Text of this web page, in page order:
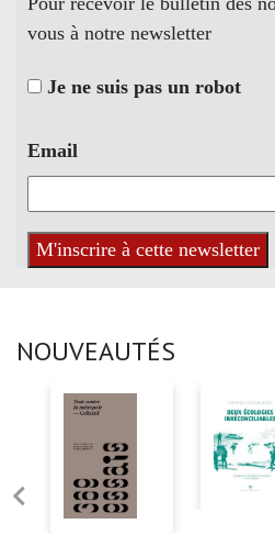
vous à notre newsletter
Je ne suis pas un robot
Email
NOUVEAUTÉS